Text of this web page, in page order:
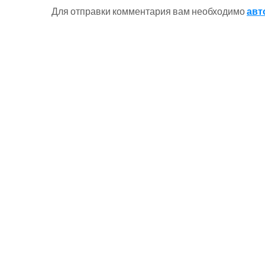
Для отправки комментария вам необходимо